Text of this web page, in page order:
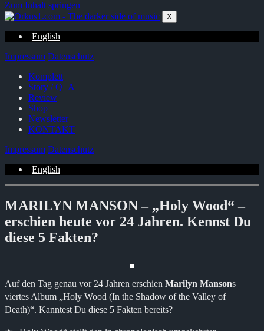
Zum Inhalt springen
X
English
Impressum Datenschutz
Komplett
Story / Q+A
Review
Shop
Newsletter
KONTAKT
Impressum Datenschutz
English
MARILYN MANSON – „Holy Wood“ –
erschien heute vor 24 Jahren. Kennst Du
diese 5 Fakten?
Auf den Tag genau vor 24 Jahren erschien Marilyn Mansons
viertes Album „Holy Wood (In the Shadow of the Valley of
Death)“. Kanntest Du diese 5 Fakten bereits?